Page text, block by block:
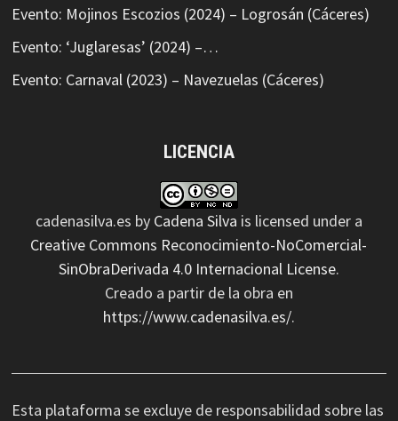
Evento: Mojinos Escozios (2024) – Logrosán (Cáceres)
Evento: ‘Juglaresas’ (2024) –…
Evento: Carnaval (2023) – Navezuelas (Cáceres)
LICENCIA
cadenasilva.es by Cadena Silva is licensed under a
Creative Commons Reconocimiento-NoComercial-
SinObraDerivada 4.0 Internacional License.
Creado a partir de la obra en
https://www.cadenasilva.es/.
Esta plataforma se excluye de responsabilidad sobre las